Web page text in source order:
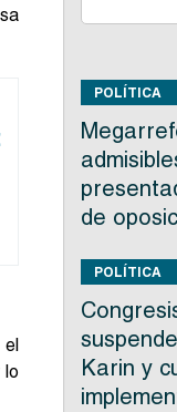
el
lo
POLÍTICA
de
POLÍTICA
Karin y